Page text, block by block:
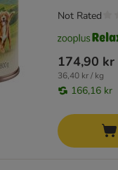
174,90 kr
36,40 kr / kg
166,16 kr
Not Rated